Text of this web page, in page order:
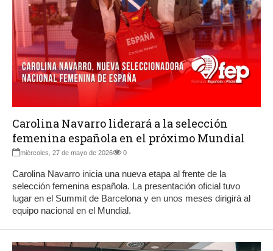
Carolina Navarro liderará a la selección
femenina española en el próximo Mundial
miércoles, 27 de mayo de 2026 0
Carolina Navarro inicia una nueva etapa al frente de la
selección femenina española. La presentación oficial tuvo
lugar en el Summit de Barcelona y en unos meses dirigirá al
equipo nacional en el Mundial.